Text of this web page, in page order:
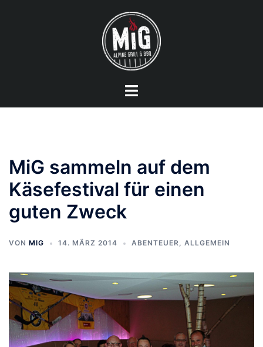
Menü
MiG sammeln auf dem
Käsefestival für einen
guten Zweck
VON MIG 14. MÄRZ 2014 ABENTEUER, ALLGEMEIN